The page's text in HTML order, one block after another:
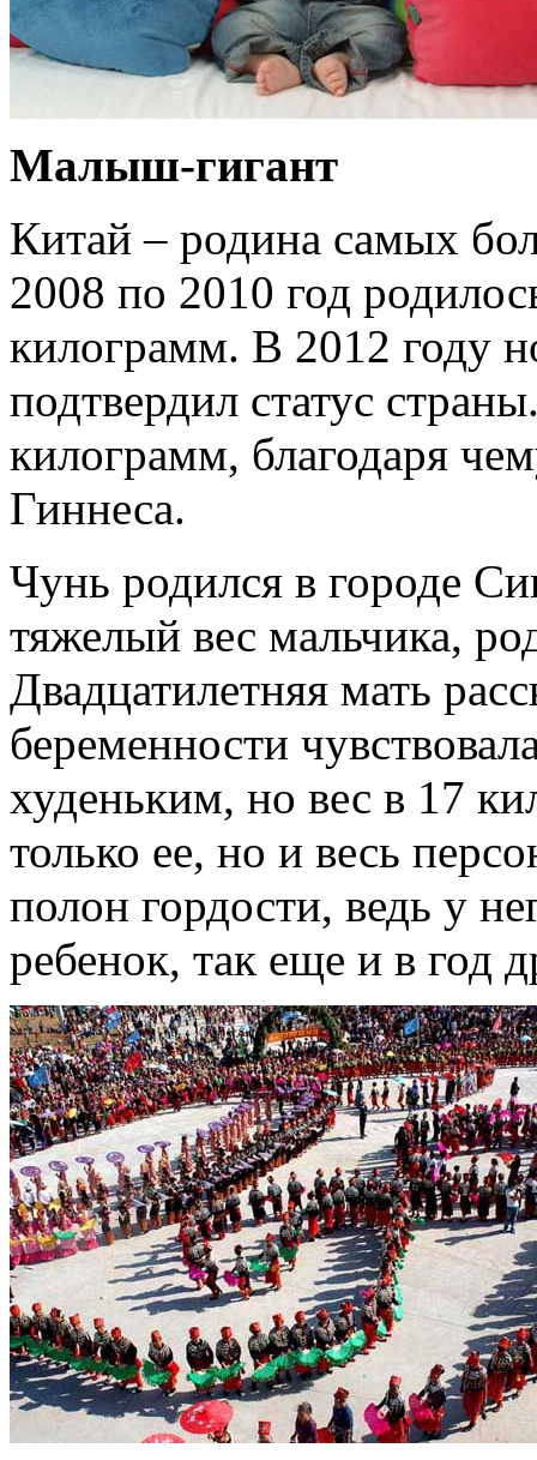
Малыш-гигант
Китай – родина самых
2008 по 2010 год
килограмм. В 2012 году
подтвердил статус
килограмм, благодаря
Гиннеса.
Чунь родился в городе
тяжелый вес мальчика,
Двадцатилетняя мать
беременности
худеньким, но вес в 17
только ее, но и весь
полон гордости, ведь у
ребенок, так еще и в год